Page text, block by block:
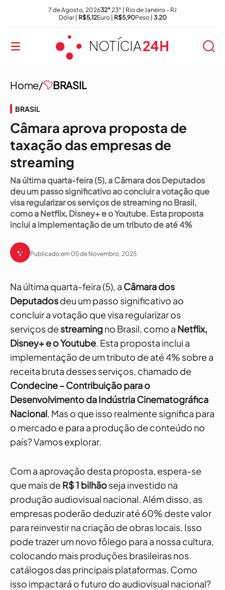
7 de Agosto, 202632°23° | Rio de Janeiro - RJ
Dólar | R$5,12Euro | R$5,90Peso | 3.20
Home/ BRASIL
BRASIL
Câmara aprova proposta de
taxação das empresas de
streaming
Na última quarta-feira (5), a Câmara dos Deputados
deu um passo significativo ao concluir a votação que
visa regularizar os serviços de streaming no Brasil,
como a Netflix, Disney+ e o Youtube. Esta proposta
inclui a implementação de um tributo de até 4%
Publicado em 05 de Novembro, 2025
Na última quarta-feira (5), a Câmara dos
Deputadosdeu um passo significativo ao
concluir a votação que visa regularizar os
serviços de streamingno Brasil, como a Netflix,
Disney+ e o Youtube. Esta proposta inclui a
implementação de um tributo de até 4% sobre a
receita bruta desses serviços, chamado de
Condecine – Contribuição para o
Desenvolvimento da Indústria Cinematográfica
Nacional. Mas o que isso realmente significa para
o mercado e para a produção de conteúdo no
país? Vamos explorar.
Com a aprovação desta proposta, espera-se
que mais de R$ 1 bilhãoseja investido na
produção audiovisual nacional. Além disso, as
empresas poderão deduzir até 60% deste valor
para reinvestir na criação de obras locais. Isso
pode trazer um novo fôlego para a nossa cultura,
colocando mais produções brasileiras nos
catálogos das principais plataformas. Como
isso impactará o futuro do audiovisual nacional?